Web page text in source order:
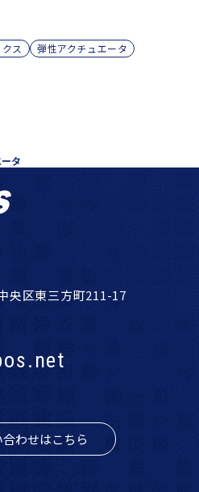
ス
弾性アクチュエータ
タ
央区東三方町211-17
わせはこちら